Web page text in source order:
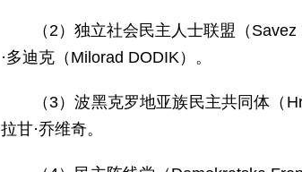
（2）独立社会民主人士联盟（
·多迪克（Milorad DODIK）。
（3）波黑克罗地亚族民主共同体（
拉甘·乔维奇。